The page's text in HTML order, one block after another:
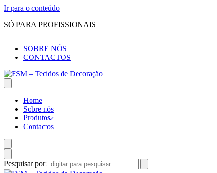
Ir para o conteúdo
SÓ PARA PROFISSIONAIS
SOBRE NÓS
CONTACTOS
Home
Sobre nós
Produtos
Contactos
Pesquisar por: